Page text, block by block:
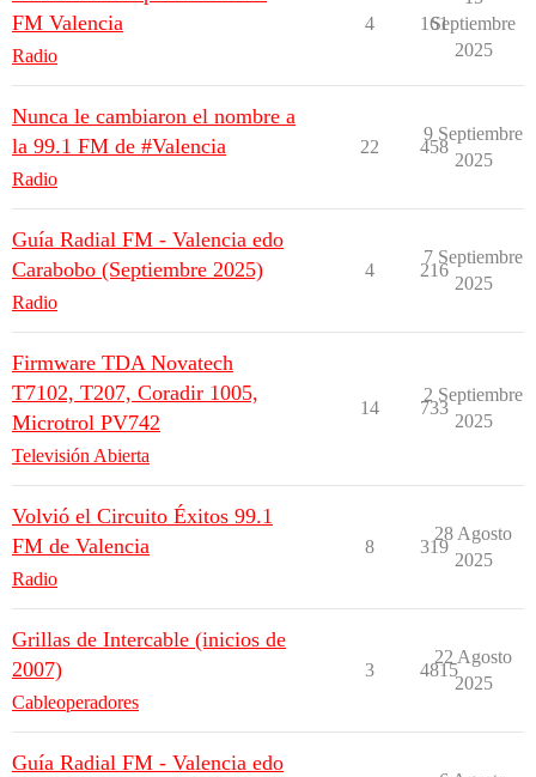
FM Valencia
Radio
4 161
Septiembre
2025
Nunca le cambiaron el nombre a
la 99.1 FM de #Valencia
Radio
22 458
9 Septiembre
2025
Guía Radial FM - Valencia edo
Carabobo (Septiembre 2025)
Radio
4 216
7 Septiembre
2025
Firmware TDA Novatech
T7102, T207, Coradir 1005,
Microtrol PV742
Televisión Abierta
14 733
2 Septiembre
2025
Volvió el Circuito Éxitos 99.1
FM de Valencia
Radio
8 319
28 Agosto
2025
Grillas de Intercable (inicios de
2007)
Cableoperadores
3 4815
22 Agosto
2025
Guía Radial FM - Valencia edo